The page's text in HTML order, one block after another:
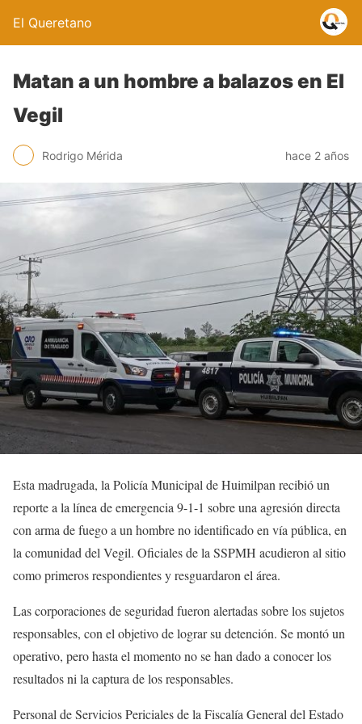
El Queretano
Matan a un hombre a balazos en El
Vegil
Rodrigo Mérida hace 2 años
Esta madrugada, la Policía Municipal de Huimilpan recibió un
reporte a la línea de emergencia 9-1-1 sobre una agresión directa
con arma de fuego a un hombre no identificado en vía pública, en
la comunidad del Vegil. Oficiales de la SSPMH acudieron al sitio
como primeros respondientes y resguardaron el área.
Las corporaciones de seguridad fueron alertadas sobre los sujetos
responsables, con el objetivo de lograr su detención. Se montó un
operativo, pero hasta el momento no se han dado a conocer los
resultados ni la captura de los responsables.
Personal de Servicios Periciales de la Fiscalía General del Estado